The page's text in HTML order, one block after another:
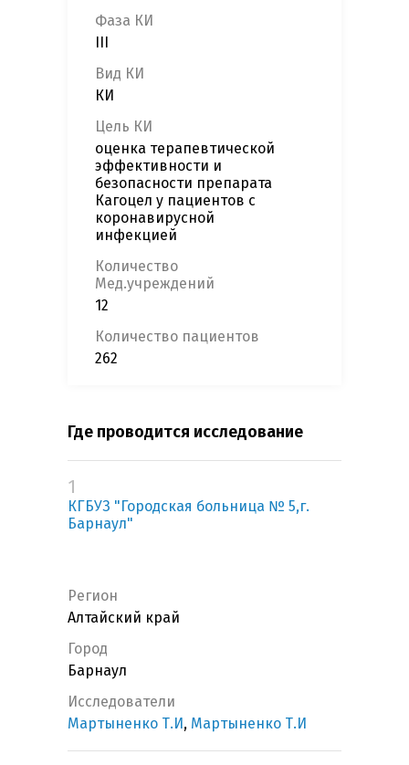
Фаза КИ
Вид КИ
КИ
Цель КИ
оценка терапевтической
эффективности и
безопасности препарата
Кагоцел у пациентов с
коронавирусной
инфекцией
Количество
Мед.учреждений
12
Количество пациентов
262
Где проводится исследование
1
КГБУЗ "Городская больница № 5,г.
Барнаул"
Регион
Алтайский край
Город
Барнаул
Исследователи
Мартыненко Т.И, Мартыненко Т.И